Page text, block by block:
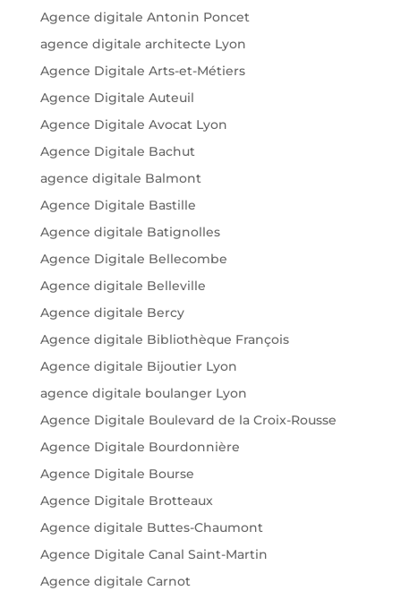
Agence digitale Antonin Poncet
agence digitale architecte Lyon
Agence Digitale Arts-et-Métiers
Agence Digitale Auteuil
Agence Digitale Avocat Lyon
Agence Digitale Bachut
agence digitale Balmont
Agence Digitale Bastille
Agence digitale Batignolles
Agence Digitale Bellecombe
Agence digitale Belleville
Agence digitale Bercy
Agence digitale Bibliothèque François
Agence digitale Bijoutier Lyon
agence digitale boulanger Lyon
Agence Digitale Boulevard de la Croix-Rousse
Agence Digitale Bourdonnière
Agence Digitale Bourse
Agence Digitale Brotteaux
Agence digitale Buttes-Chaumont
Agence Digitale Canal Saint-Martin
Agence digitale Carnot